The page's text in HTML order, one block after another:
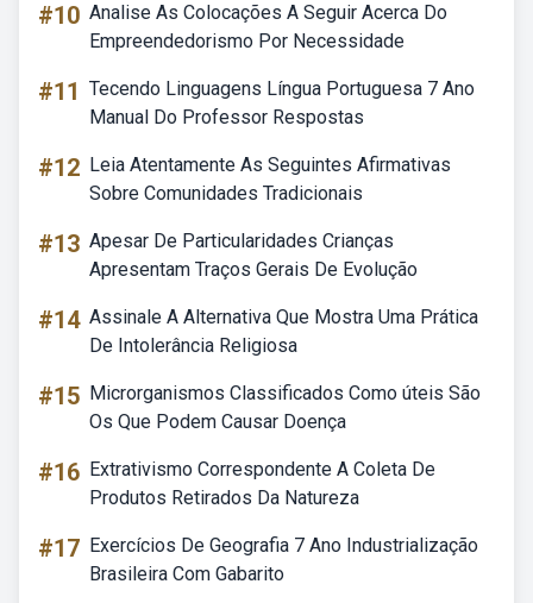
#10 Analise As Colocações A Seguir Acerca Do
Empreendedorismo Por Necessidade
#11 Tecendo Linguagens Língua Portuguesa 7 Ano
Manual Do Professor Respostas
#12 Leia Atentamente As Seguintes Afirmativas
Sobre Comunidades Tradicionais
#13 Apesar De Particularidades Crianças
Apresentam Traços Gerais De Evolução
#14 Assinale A Alternativa Que Mostra Uma Prática
De Intolerância Religiosa
#15 Microrganismos Classificados Como úteis São
Os Que Podem Causar Doença
#16 Extrativismo Correspondente A Coleta De
Produtos Retirados Da Natureza
#17 Exercícios De Geografia 7 Ano Industrialização
Brasileira Com Gabarito